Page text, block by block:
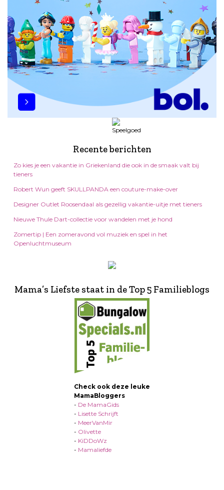
Recente berichten
Zo kies je een vakantie in Griekenland die ook in de smaak valt bij
tieners
Robert Wun geeft SKULLPANDA een couture-make-over
Designer Outlet Roosendaal als gezellig vakantie-uitje met tieners
Nieuwe Thule Dart-collectie voor wandelen met je hond
Zomertip | Een zomeravond vol muziek en spel in het
Openluchtmuseum
Mama’s Liefste staat in de Top 5 Familieblogs
Check ook deze leuke
MamaBloggers
- De MamaGids
- Lisette Schrijft
- MeerVanMir
- Olivette
- KiDDoWz
- Mamaliefde